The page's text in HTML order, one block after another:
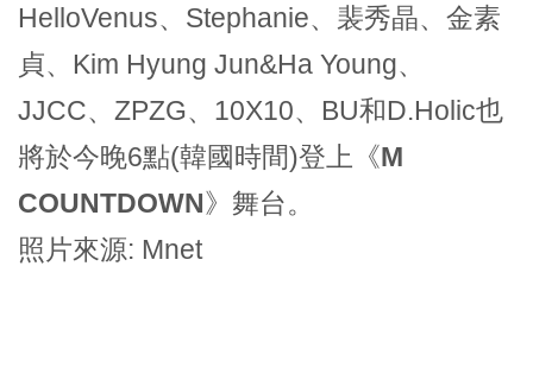
HelloVenus、Stephanie、裴秀晶、金素
貞、Kim Hyung Jun&Ha Young、
JJCC、ZPZG、10X10、BU和D.Holic也
將於今晚6點(韓國時間)登上
《M
COUNTDOWN》 舞台。
照片來源: Mnet